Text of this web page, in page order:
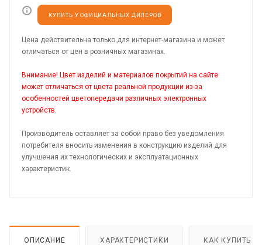
КУПИТЬ У ОФИЦИАЛЬНЫХ ДИЛЕРОВ
Цена действительна только для интернет-магазина и может
отличаться от цен в розничных магазинах.
Внимание! Цвет изделий и материалов покрытий на сайте
может отличаться от цвета реальной продукции из-за
особенностей цветопередачи различных электронных
устройств.
Производитель оставляет за собой право без уведомления
потребителя вносить изменения в конструкцию изделий для
улучшения их технологических и эксплуатационных
характеристик.
ОПИСАНИЕ ХАРАКТЕРИСТИКИ КАК КУПИТЬ